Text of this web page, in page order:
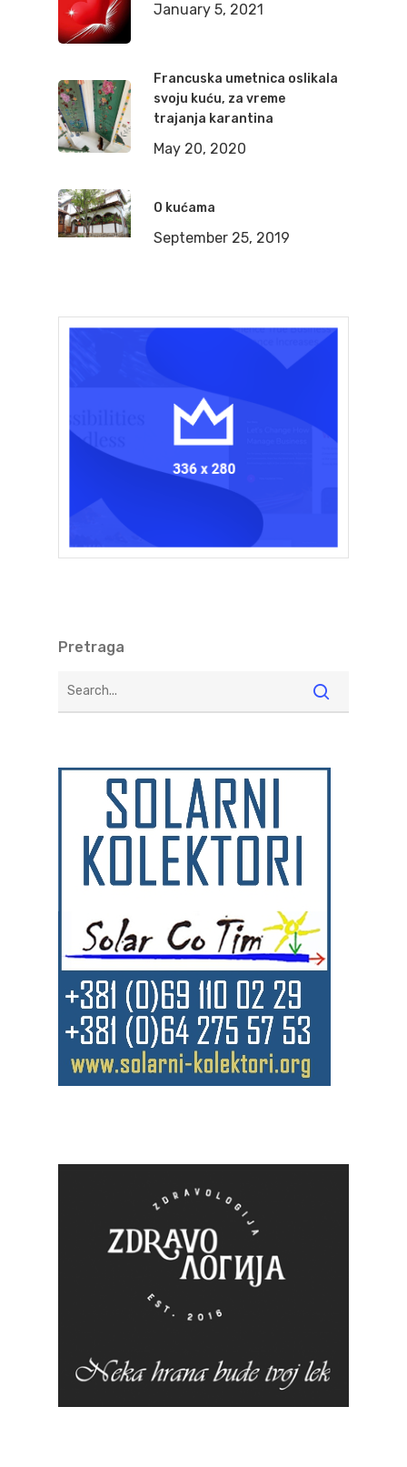
January 5, 2021
Francuska umetnica oslikala
svoju kuću, za vreme
trajanja karantina
May 20, 2020
O kućama
September 25, 2019
Pretraga